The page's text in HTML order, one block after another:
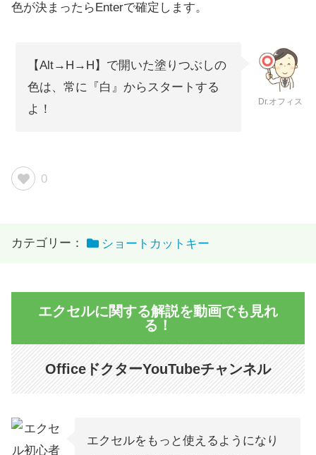
色が決まったらEnterで確定します。
【Alt→H→H】で開いた塗りつぶしの
色は、常に『白』からスタートする
よ！
Dr.オフィス
0
カテゴリー： ショートカットキー
エクセルに関する解説を動画でも見れ
る！
OfficeドクターYouTubeチャンネル
エクセルをもっと使えるようになり